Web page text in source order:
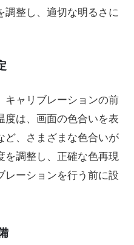
調整し、適切な明るさに
キャリブレーションの前
度は、画面の色合いを表
ど、さまざまな色合いが
を調整し、正確な色再現
レーションを行う前に設